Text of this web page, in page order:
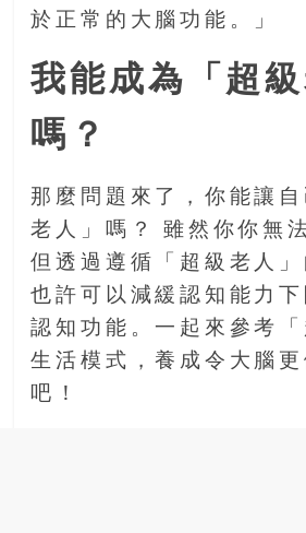
於正常的大腦功能。」
我能成為「超級
嗎？
那麼問題來了，你能讓
老人」嗎？ 雖然你你無
但透過遵循「超級老人」
也許可以減緩認知能力
認知功能。一起來參考
生活模式，養成令大腦
吧！